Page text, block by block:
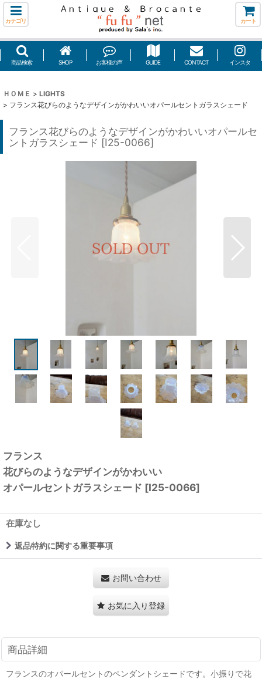
カテゴリ カート
商品検索 SHOP お客様の声 GUIDE CONTACT インスタ
ＨＯＭＥ > LIGHTS
> フランス花びらのようなデザインがかわいいオパールセントガラスシェード
フランス花びらのようなデザインがかわいいオパールセ
ントガラスシェード [I25-0066]
フランス
花びらのようなデザインがかわいい
オパールセントガラスシェード [I25-0066]
在庫なし
返品特約に関する重要事項
お問い合わせ
お気に入り登録
商品詳細
フランスのオパールセントのペンダントシェードです。小振りで花